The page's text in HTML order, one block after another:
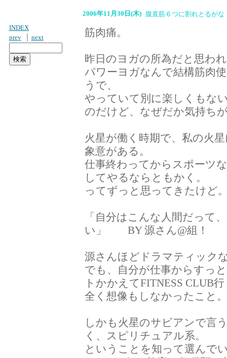
INDEX
prev｜ next
2006年11月30日(木) 腹直筋６つに割れとるがな
筋肉痛。
昨日のヨガの所為だと思わ
パワーヨガなんで結構筋肉
うで、
やっていて別に楽しくもな
のだけど、なぜだか気持ち
火星が働く時期で、私の火
象意がある。
仕事終わってからスポーツ
してやるならともかく。
ってずっと思ってきたけど
「自分はこんな人間だって
い」 BY 源さん@組！
源さんほどドラマティック
でも、自分が仕事からすっ
トかかえてFITNESS CLUB
全く想像もしなかったこと
しかも火星のサビアンで言
く、スピリチュアル系。
ということを知って選んで